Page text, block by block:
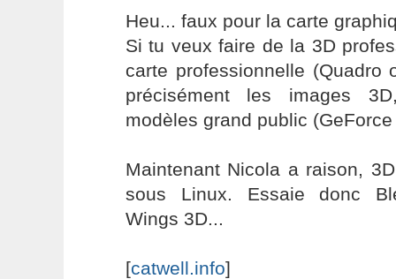
Heu... faux pour la carte
Si tu veux faire de la 3D
carte professionnelle (Quadro
précisément les images
modèles grand public
Maintenant Nicola a raison,
sous Linux. Essaie donc
Wings 3D...
[catwell.info]